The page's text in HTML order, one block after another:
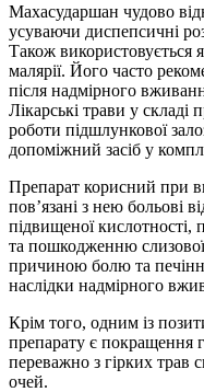
Махасударшан чудово
усуваючи диспепсичні
Також використовується
малярії. Його часто
після надмірного
Лікарські трави у складі
роботи підшлункової
допоміжний засіб у
Препарат корисний при
пов’язані з нею больові
підвищеної кислотності,
та пошкодженню
причиною болю та
наслідки надмірного
Крім того, одним із
препарату є покращення
переважно з гірких
очей.